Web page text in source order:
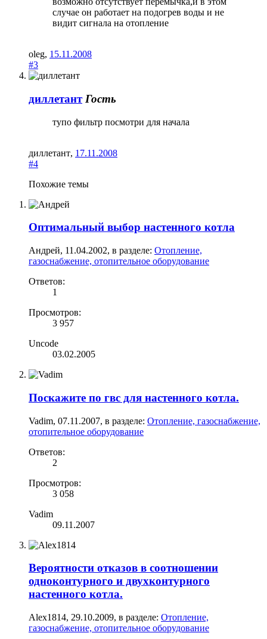
случае он работает на подогрев воды и не
видит сигнала на отопление
oleg, 15.11.2008
#3
диллетант Гость
тупо фильтр посмотри для начала
диллетант, 17.11.2008
#4
Похожие темы
Оптимальный выбор настенного котла
Андрей, 11.04.2002, в разделе: Отопление,
газоснабжение, отопительное оборудование
Ответов:
1
Просмотров:
3 957
Uncode
03.02.2005
Поскажите по гвс для настенного котла.
Vadim, 07.11.2007, в разделе: Отопление, газоснабжение,
отопительное оборудование
Ответов:
2
Просмотров:
3 058
Vadim
09.11.2007
Вероятности отказов в соотношении
одноконтурного и двухконтурного
настенного котла.
Alex1814, 29.10.2009, в разделе: Отопление,
газоснабжение, отопительное оборудование